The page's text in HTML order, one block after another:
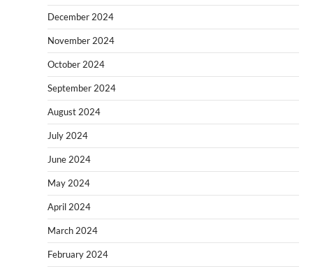
December 2024
November 2024
October 2024
September 2024
August 2024
July 2024
June 2024
May 2024
April 2024
March 2024
February 2024